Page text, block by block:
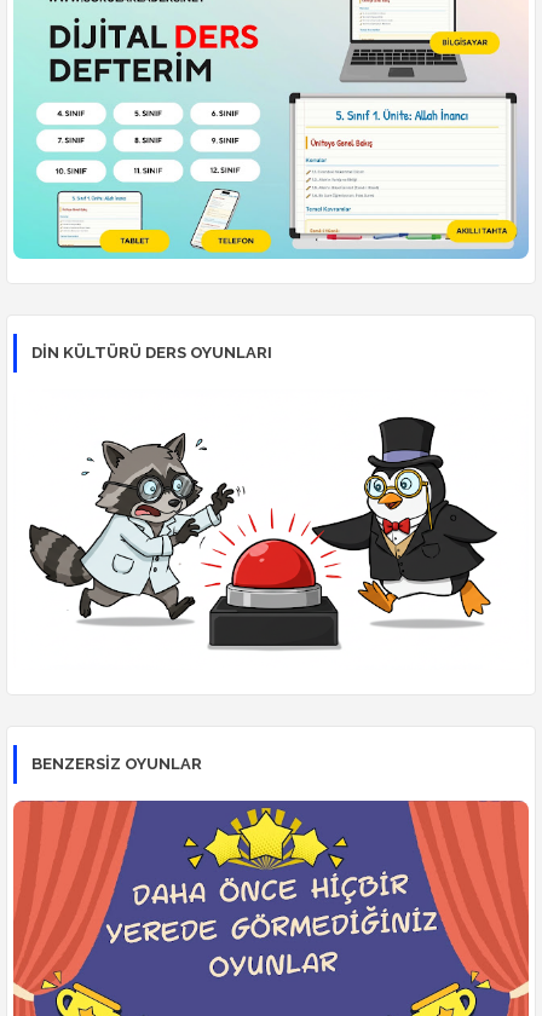
DİN KÜLTÜRÜ DERS OYUNLARI
BENZERSİZ OYUNLAR